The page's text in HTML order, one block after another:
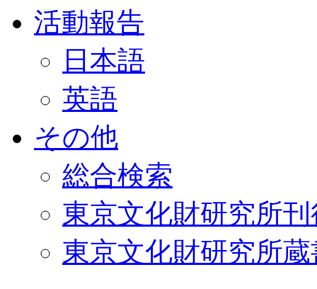
活動報告
日本語
英語
その他
総合検索
東京文化財研究所
東京文化財研究所